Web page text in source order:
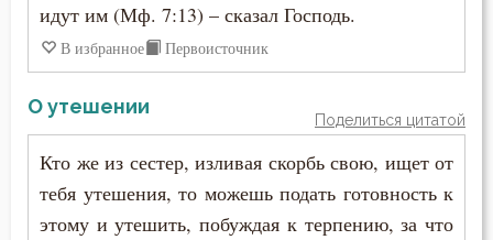
Истина
Клятва
Колдовство
Лень
Иоанн Златоуст
Иоанн Кассиан Римлянин
Иоанн Кронштадтский
Иоанн Лествичник
идут им (Мф. 7:13) – сказал Господь.
В избранное Первоисточник
О утешении
Поделиться цитатой
Кто же из сестер, изливая скорбь свою, ищет от
тебя утешения, то можешь подать готовность к
этому и утешить, побуждая к терпению, за что